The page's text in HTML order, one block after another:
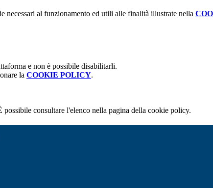
necessari al funzionamento ed utili alle finalità illustrate nella
e non è possibile disabilitarli.
la COOKIE POLICY.
consultare l'elenco nella pagina della cookie policy.